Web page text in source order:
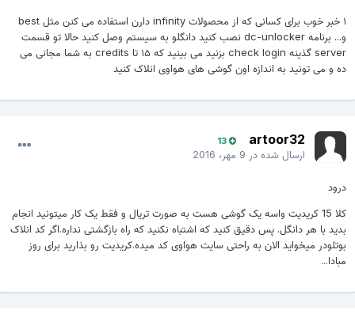
۱ خبر خوب برای کسانی که از محصولات infinity دارن استفاده می کنن مثل best
و... برنامه dc-unlocker نصب کنید دانگلو به سیستم وصل کنید حالا تو قسمت
server گذینه check login بزنید می بینید که ۱۵ تا credits به شما مجانی می
ده و می تونید به اندازه اون گوشی های هواوی انلاک کنید
artoor32
13
ارسال شده در9 مهر، 2016
درود
کلا 15 کریدیت واسه یک گوشی هست به صورت تریال و فقط یک کار میتونید انجام
بدید با هر دانگل. پس دقیق کنید که اشتباه نکنید که راه بازگشتی نداره.اگر کد انلاک
بوتلودر میخواید الان به راحتی سایت هواوی کد میده.کریدیت رو بذارید برای روز
مبادا...